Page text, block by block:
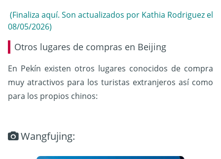
(Finaliza aquí. Son actualizados por Kathia Rodriguez el
08/05/2026)
Otros lugares de compras en Beijing
En Pekín existen otros lugares conocidos de compra
muy atractivos para los turistas extranjeros así como
para los propios chinos:
Wangfujing: